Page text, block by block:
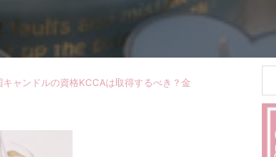
キャンドルの資格KCCAは取得するべき？金